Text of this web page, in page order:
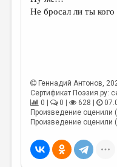
Не бросал ли ты кого
Геннадий Антонов ,
Сертификат Поэзия.ру:
0 |
0 | 628 |
Произведение оценили
Произведение оценили